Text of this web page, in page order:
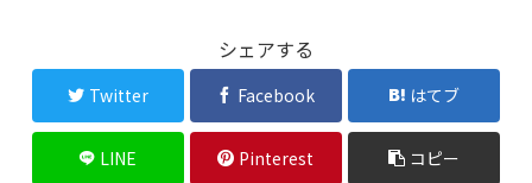
シェアする
Twitter Facebook はてブ
LINE Pinterest コピー